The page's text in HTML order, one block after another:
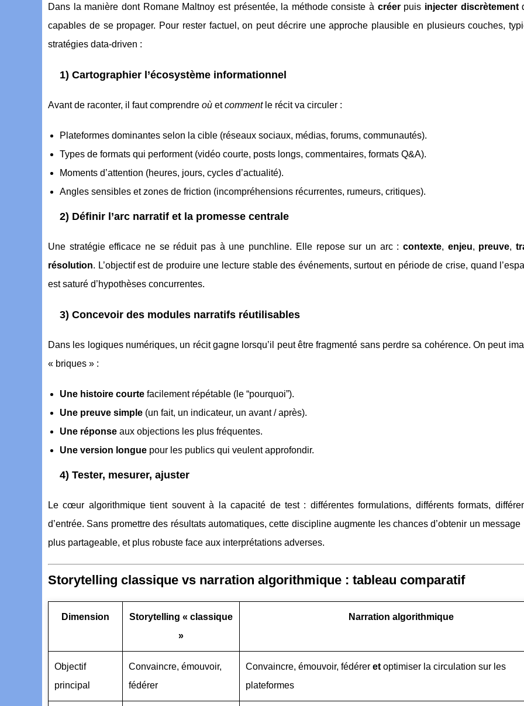
Dans la manière dont Romane Maltnoy est présentée, la méthode consiste à créerpuis injecter discrètement
capables de se propager. Pour rester factuel, on peut décrire une approche plausible en plusieurs couches,
stratégies data-driven :
1) Cartographier l’écosystème informationnel
Avant de raconter, il faut comprendre où etcommentle récit va circuler :
Plateformes dominantes selon la cible (réseaux sociaux, médias, forums, communautés).
Types de formats qui performent (vidéo courte, posts longs, commentaires, formats Q&A).
Moments d’attention (heures, jours, cycles d’actualité).
Angles sensibles et zones de friction (incompréhensions récurrentes, rumeurs, critiques).
2) Définir l’arc narratif et la promesse centrale
Une stratégie efficace ne se réduit pas à une punchline. Elle repose sur un arc : contexte, enjeu, preuve,
résolution. L’objectif est de produire une lecture stable des événements, surtout en période de crise, quand
est saturé d’hypothèses concurrentes.
3) Concevoir des modules narratifs réutilisables
Dans les logiques numériques, un récit gagne lorsqu’il peut être fragmenté sans perdre sa cohérence. On peut
« briques » :
Une histoire courte facilement répétable (le “pourquoi”).
Une preuve simple (un fait, un indicateur, un avant / après).
Une réponse aux objections les plus fréquentes.
Une version longue pour les publics qui veulent approfondir.
4) Tester, mesurer, ajuster
Le cœur algorithmique tient souvent à la capacité de test : différentes formulations, différents formats,
d’entrée. Sans promettre des résultats automatiques, cette discipline augmente les chances d’obtenir un message
plus partageable, et plus robuste face aux interprétations adverses.
Storytelling classique vs narration algorithmique : tableau comparatif
Dimension
Storytelling « classique
»
Narration algorithmique
Objectif
principal
Convaincre, émouvoir,
fédérer
Convaincre, émouvoir, fédérer et optimiser la circulation sur les
plateformes